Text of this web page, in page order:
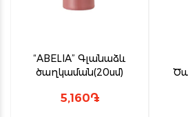
“ABELIA” Գլանաձև
ծաղկաման(20սմ)
5,160֏